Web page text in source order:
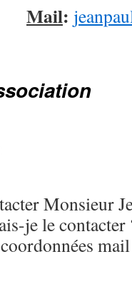
Mail:
Monsieur
je le contacter